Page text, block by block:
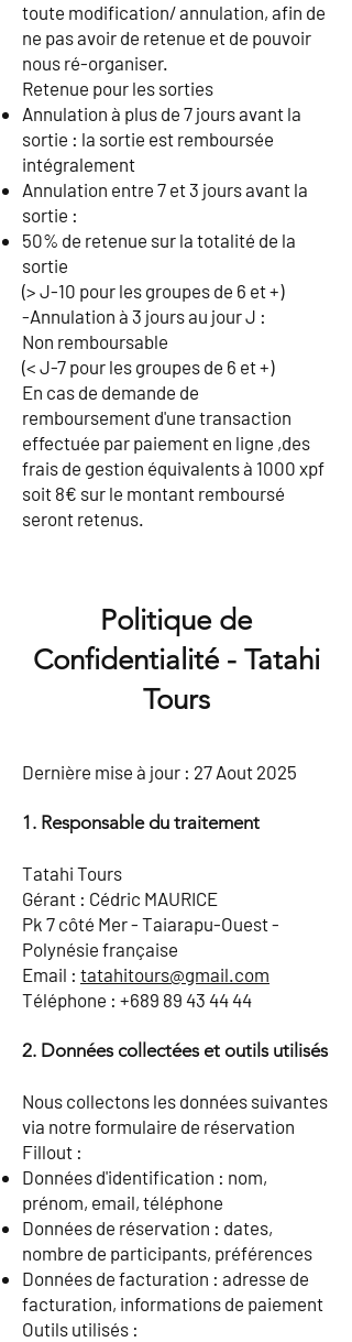
toute modification/ annulation, afin de
ne pas avoir de retenue et de pouvoir
nous ré-organiser.
Retenue pour les sorties
Annulation à plus de 7 jours avant la
sortie : la sortie est remboursée
intégralement
Annulation entre 7 et 3 jours avant la
sortie :
50% de retenue sur la totalité de la
sortie
(> J-10 pour les groupes de 6 et +)
-Annulation à 3 jours au jour J :
Non remboursable
(< J-7 pour les groupes de 6 et +)
En cas de demande de
remboursement d'une transaction
effectuée par paiement en ligne ,des
frais de gestion équivalents à 1000 xpf
soit 8€ sur le montant remboursé
seront retenus.
Politique de
Confidentialité - Tatahi
Tours
Dernière mise à jour : 27 Aout 2025
1. Responsable du traitement
Tatahi Tours
Gérant : Cédric MAURICE
Pk 7 côté Mer - Taiarapu-Ouest -
Polynésie française
Email : tatahitours@gmail.com
Téléphone : +689 89 43 44 44
2. Données collectées et outils utilisés
Nous collectons les données suivantes
via notre formulaire de réservation
Fillout :
Données d'identification : nom,
prénom, email, téléphone
Données de réservation : dates,
nombre de participants, préférences
Données de facturation : adresse de
facturation, informations de paiement
Outils utilisés :